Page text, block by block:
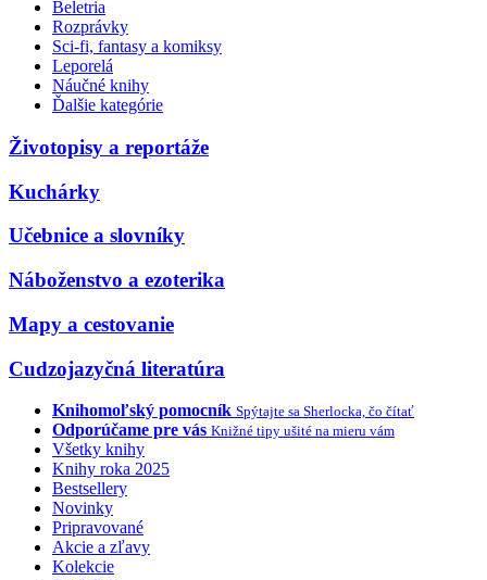
Beletria
Rozprávky
Sci-fi, fantasy a komiksy
Leporelá
Náučné knihy
Ďalšie kategórie
Životopisy a reportáže
Kuchárky
Učebnice a slovníky
Náboženstvo a ezoterika
Mapy a cestovanie
Cudzojazyčná literatúra
Knihomoľský pomocník Spýtajte sa Sherlocka, čo čítať
Odporúčame pre vás Knižné tipy ušité na mieru vám
Všetky knihy
Knihy roka 2025
Bestsellery
Novinky
Pripravované
Akcie a zľavy
Kolekcie